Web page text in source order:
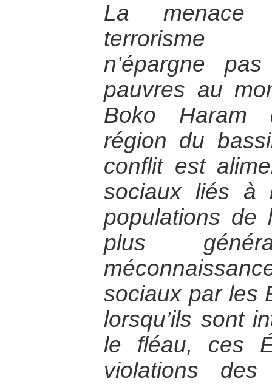
La menace
terrorisme
n’épargne
pauvres au
Boko Haram
région du
conflit est
sociaux liés à
populations de
plus
sociaux par les
lorsqu’ils sont
le fléau, ces
violations